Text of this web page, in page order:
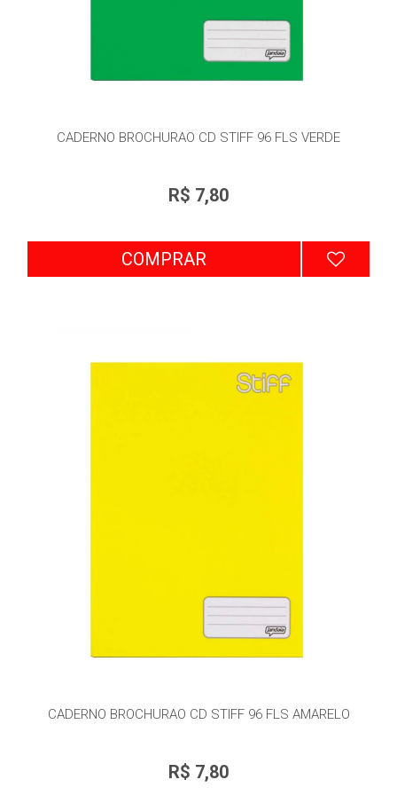
CADERNO BROCHURAO CD STIFF 96 FLS VERDE
R$ 7,80
COMPRAR
CADERNO BROCHURAO CD STIFF 96 FLS AMARELO
R$ 7,80